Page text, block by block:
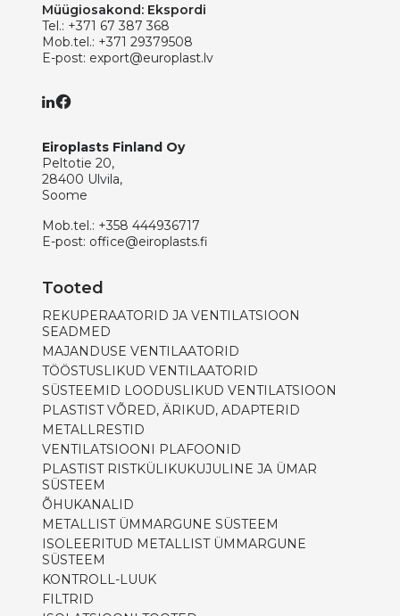
Müügiosakond: Ekspordi
Tel.: +371 67 387 368
Mob.tel.: +371 29379508
E-post: export@europlast.lv
Eiroplasts Finland Oy
Peltotie 20,
28400 Ulvila,
Soome
Mob.tel.: +358 444936717
E-post: office@eiroplasts.fi
Tooted
REKUPERAATORID JA VENTILATSIOON
SEADMED
MAJANDUSE VENTILAATORID
TÖÖSTUSLIKUD VENTILAATORID
SÜSTEEMID LOODUSLIKUD VENTILATSIOON
PLASTIST VÕRED, ÄRIKUD, ADAPTERID
METALLRESTID
VENTILATSIOONI PLAFOONID
PLASTIST RISTKÜLIKUKUJULINE JA ÜMAR
SÜSTEEM
ÕHUKANALID
METALLIST ÜMMARGUNE SÜSTEEM
ISOLEERITUD METALLIST ÜMMARGUNE
SÜSTEEM
KONTROLL-LUUK
FILTRID